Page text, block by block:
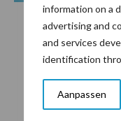
information on a
advertising and
and services
identification
Aanpassen